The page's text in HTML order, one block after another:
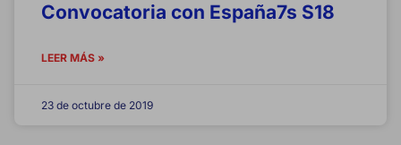
Convocatoria con España7s S18
LEER MÁS »
23 de octubre de 2019